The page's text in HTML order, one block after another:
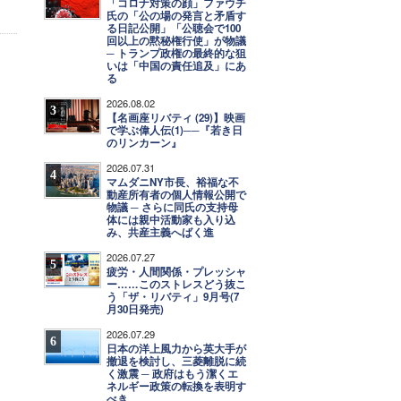
氏の「公の場の発言と矛盾す
る日記公開」「公聴会で100
回以上の黙秘権行使」が物議
─ トランプ政権の最終的な狙
いは「中国の責任追及」にあ
る
3 2026.08.02
【名画座リバティ (29)】映画
で学ぶ偉人伝(1)──『若き日
のリンカーン』
4 2026.07.31
マムダニNY市長、裕福な不
動産所有者の個人情報公開で
物議 ─ さらに同氏の支持母
体には親中活動家も入り込
み、共産主義へばく進
5 2026.07.27
疲労・人間関係・プレッシャ
ー……このストレスどう抜こ
う「ザ・リバティ」9月号(7
月30日発売)
6 2026.07.29
日本の洋上風力から英大手が
撤退を検討し、三菱離脱に続
く激震 ─ 政府はもう潔くエ
ネルギー政策の転換を表明す